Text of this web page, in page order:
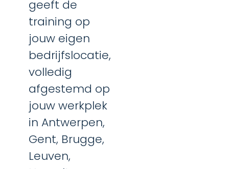
geeft de
training op
jouw eigen
bedrijfslocatie,
volledig
afgestemd op
jouw werkplek
in Antwerpen,
Gent, Brugge,
Leuven,